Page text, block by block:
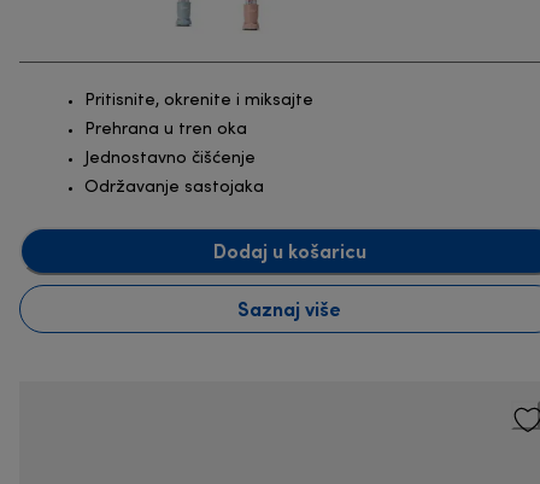
Pritisnite, okrenite i miksajte
Prehrana u tren oka
Jednostavno čišćenje
Održavanje sastojaka
Dodaj u košaricu
Saznaj više